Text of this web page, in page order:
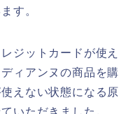
す。
ジットカードが使え
ィアンヌの商品を購
えない状態になる原
いただきました。